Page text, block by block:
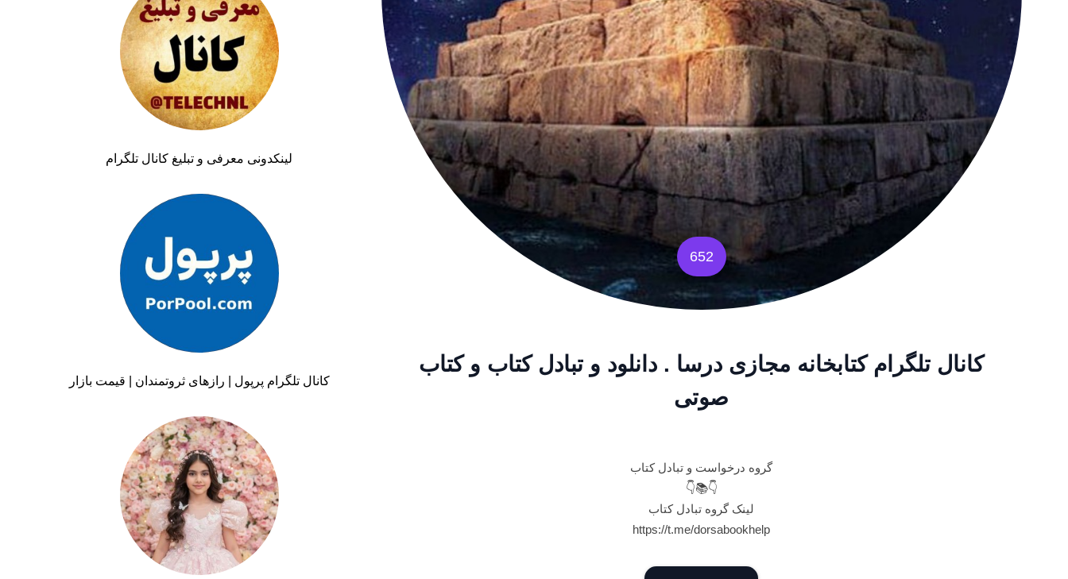
652
کانال تلگرام کتابخانه مجازی درسا . دانلود و تبادل کتاب و کتاب
صوتی
گروه درخواست و تبادل کتاب
👇📚👇
لینک گروه تبادل کتاب
https://t.me/dorsabookhelp
لینکدونی معرفی و تبلیغ کانال تلگرام
کانال تلگرام پرپول | رازهای ثروتمندان | قیمت بازار